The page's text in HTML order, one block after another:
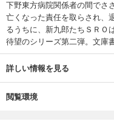
下野東方病院関係者の間でさ
亡くなった責任を取らされ、
るうちに、新九郎たちＳＲＯ
待望のシリーズ第二弾。文庫
詳しい情報を見る
閲覧環境